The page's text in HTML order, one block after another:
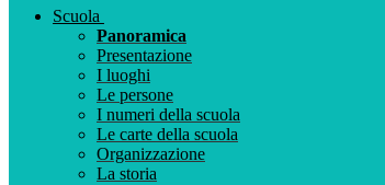
Scuola
Panoramica
Presentazione
I luoghi
Le persone
I numeri della scuola
Le carte della scuola
Organizzazione
La storia